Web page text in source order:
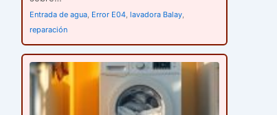
Entrada de agua, Error E04, lavadora Balay,
reparación